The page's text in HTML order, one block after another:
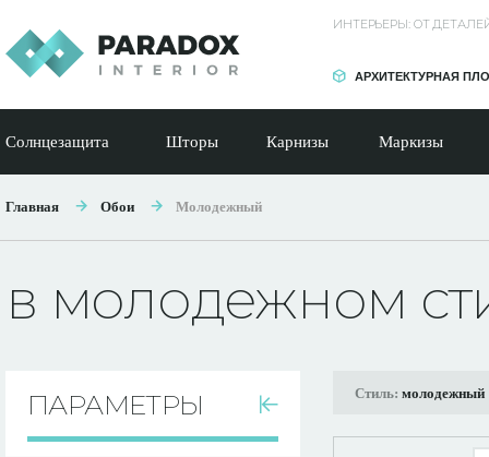
ИНТЕРЬЕРЫ: ОТ
АРХИТЕКТУРНАЯ
Солнцезащита Шторы Карнизы Маркизы
Главная Обои Молодежный
в молодежном
ПАРАМЕТРЫ Стиль: молодежный